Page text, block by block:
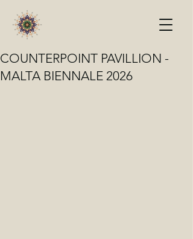
COUNTERPOINT PAVILLION -
MALTA BIENNALE 2026